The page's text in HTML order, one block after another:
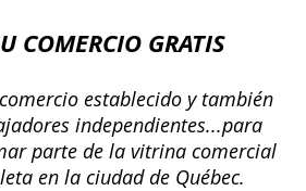
COMERCIO GRATIS
establecido y también
independientes...para
parte de la vitrina comercial
en la ciudad de Québec.